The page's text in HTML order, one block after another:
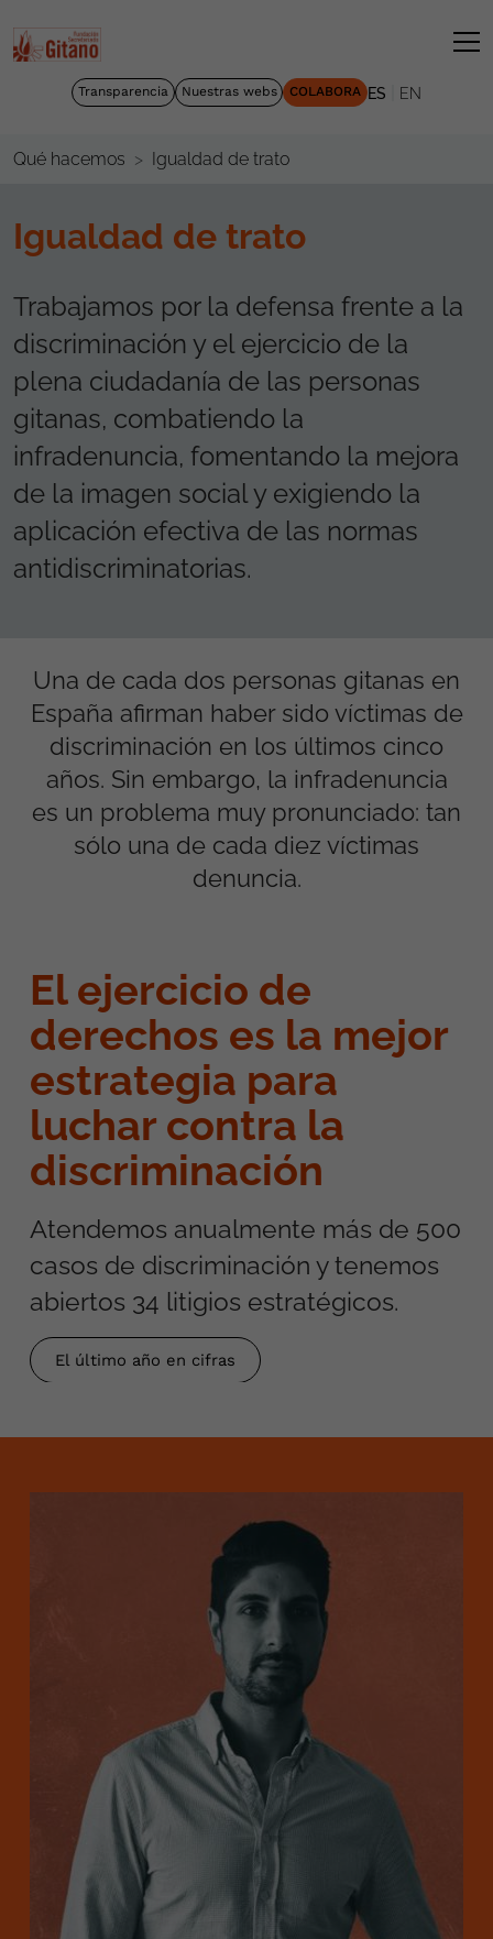
Transparencia Nuestras webs COLABORA ES EN
Qué hacemos Igualdad de trato
Igualdad de trato
Trabajamos por la defensa frente a la
discriminación y el ejercicio de la
plena ciudadanía de las personas
gitanas, combatiendo la
infradenuncia, fomentando la mejora
de la imagen social y exigiendo la
aplicación efectiva de las normas
antidiscriminatorias.
Una de cada dos personas gitanas en
España afirman haber sido víctimas de
discriminación en los últimos cinco
años. Sin embargo, la infradenuncia
es un problema muy pronunciado: tan
sólo una de cada diez víctimas
denuncia.
El ejercicio de
derechos es la mejor
estrategia para
luchar contra la
discriminación
Atendemos anualmente más de 500
casos de discriminación y tenemos
abiertos 34 litigios estratégicos.
El último año en cifras